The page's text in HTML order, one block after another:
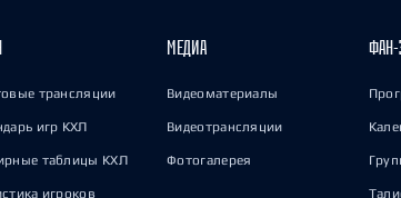
трансляции
игр КХЛ
таблицы КХЛ
игроков
МЕДИА
Видеоматериалы
Видеотрансляции
Фотогалерея
ФАН-